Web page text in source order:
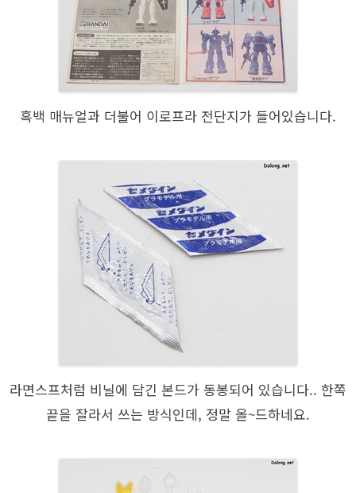
흑백 매뉴얼과 더불어 이로프라 전단지가 들어있습니다.
라면스프처럼 비닐에 담긴 본드가 동봉되어 있습니다.. 한쪽
끝을 잘라서 쓰는 방식인데, 정말 올~드하네요.